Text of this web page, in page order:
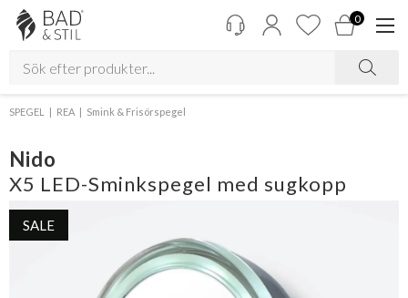
0
SPEGEL REA Smink & Frisörspegel
Nido
X5 LED-Sminkspegel med sugkopp
SALE